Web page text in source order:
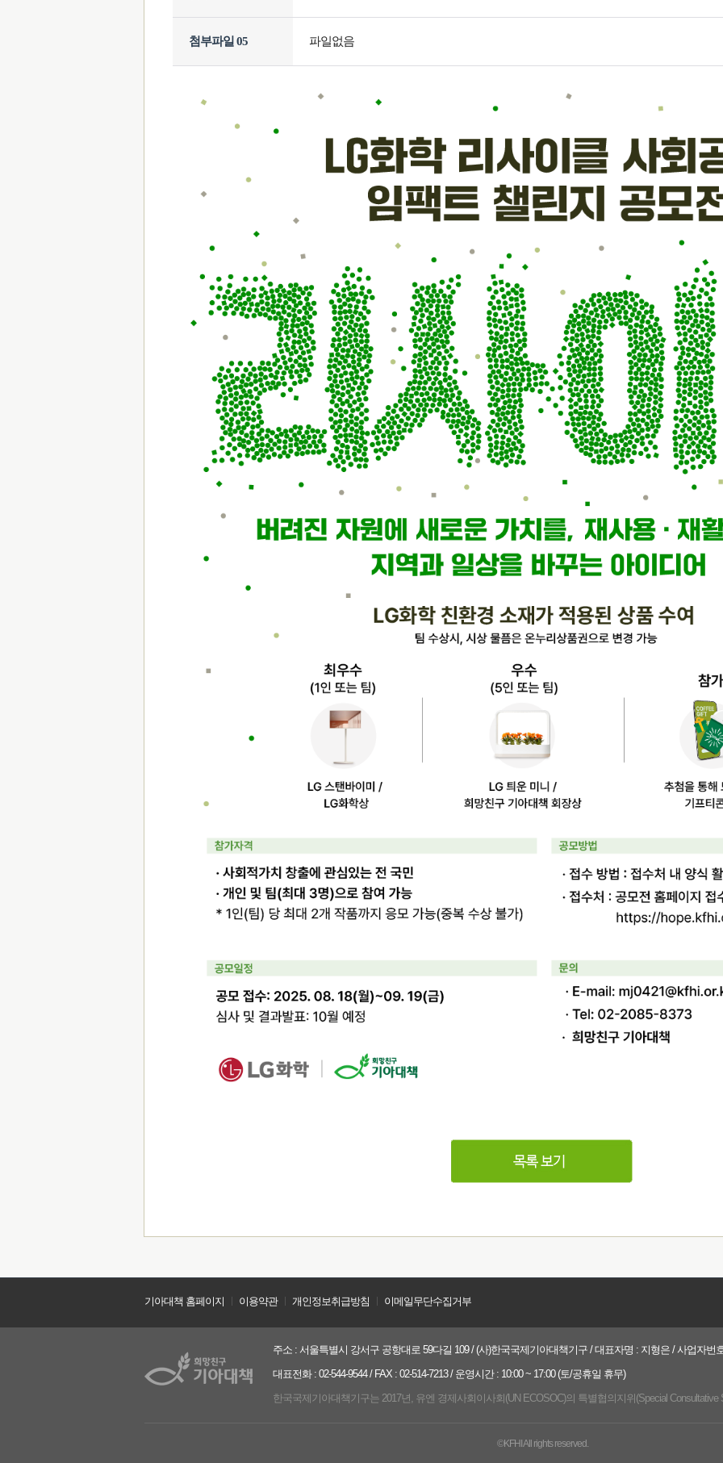
첨부파일 05 파일없음
기아대책 홈페이지 이용약관 개인정보취급방침 이메일무단수집거부
주소 : 서울특별시 강서구 공항대로 59다길 109 / (사)한국국제기아대책기구 / 대표자명 : 지형은 / 사업자번
대표전화 : 02-544-9544 / FAX : 02-514-7213 / 운영시간 : 10:00 ~ 17:00 (토/공휴일 휴무)
한국국제기아대책기구는 2017년, 유엔 경제사회이사회(UN ECOSOC)의 특별협의지위(Special
©KFHI All rights reserved.